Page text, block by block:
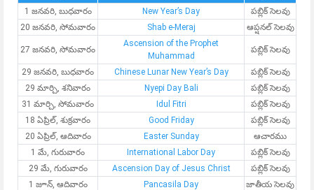
1 జనవరి, బుధవారం
New Year’s Day
పబ్లిక్ సెలవు
20 జనవరి, సోమవారం
Shab e-Meraj ఆప్షనల్ సెలవు
27 జనవరి, సోమవారం
Ascension of the Prophet
Muhammad
పబ్లిక్ సెలవు
29 జనవరి, బుధవారం Chinese Lunar New Year’s Day
పబ్లిక్ సెలవు
29 మార్చి, శనివారం
Nyepi Day Bali
పబ్లిక్ సెలవు
31 మార్చి, సోమవారం
Idul Fitri
పబ్లిక్ సెలవు
18 ఏప్రిల్, శుక్రవారం
Good Friday
పబ్లిక్ సెలవు
20 ఏప్రిల్, ఆదివారం
Easter Sunday
ఆచారము
1 మే, గురువారం
International Labor Day
పబ్లిక్ సెలవు
29 మే, గురువారం
Ascension Day of Jesus Christ
పబ్లిక్ సెలవు
1 జూన్, ఆదివారం
Pancasila Day
జాతీయ సెలవు